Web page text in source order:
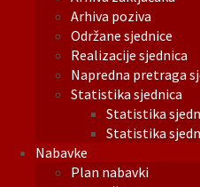
Arhiva poziva
Održane sjednice
Realizacije sjednica
Napredna pretraga
Statistika sjednica
Statistika
Statistika
Nabavke
Plan nabavki